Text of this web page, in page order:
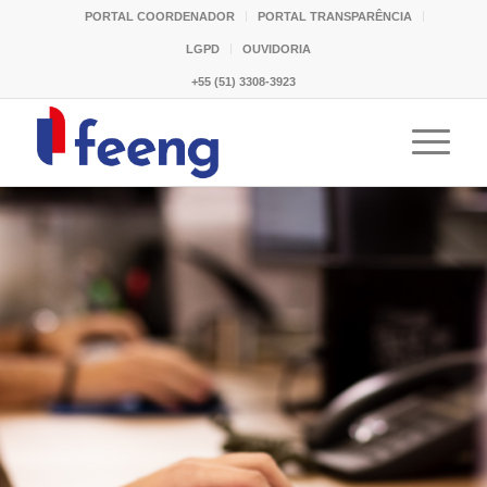
PORTAL COORDENADOR PORTAL TRANSPARÊNCIA
LGPD OUVIDORIA
+55 (51) 3308-3923